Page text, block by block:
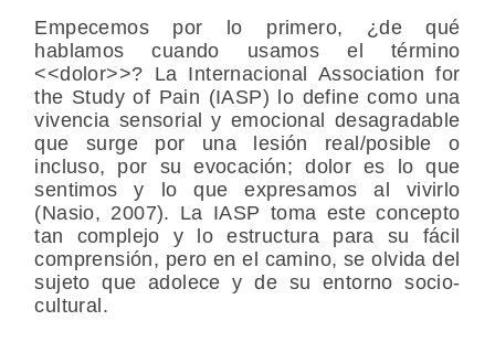
Empecemos por lo primero, ¿de qué
hablamos cuando usamos el término
<<dolor>>? La Internacional Association for
the Study of Pain (IASP) lo define como una
vivencia sensorial y emocional desagradable
que surge por una lesión real/posible o
incluso, por su evocación; dolor es lo que
sentimos y lo que expresamos al vivirlo
(Nasio, 2007). La IASP toma este concepto
tan complejo y lo estructura para su fácil
comprensión, pero en el camino, se olvida del
sujeto que adolece y de su entorno socio-
cultural.